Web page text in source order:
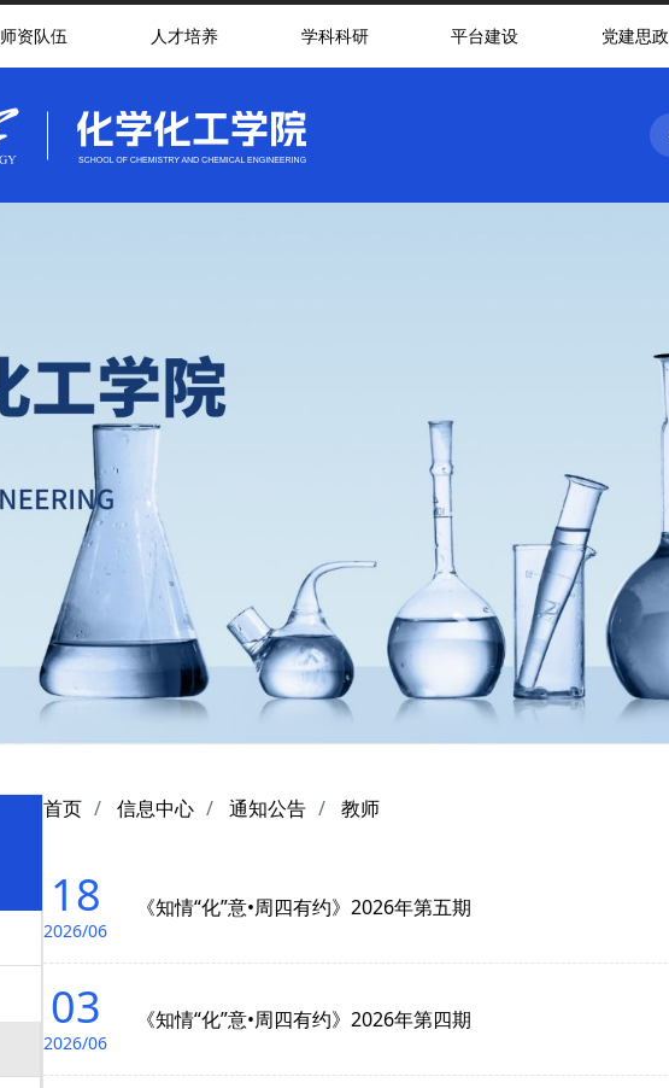
师资队伍 人才培养 学科科研 平台建设 党建思政
首页 信息中心 通知公告 教师
18
2026/06
《知情“化”意•周四有约》2026年第五期
03
2026/06
《知情“化”意•周四有约》2026年第四期